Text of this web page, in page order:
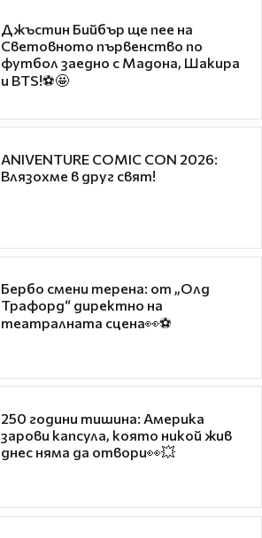
Джъстин Бийбър ще пее на
Световното първенство по
футбол заедно с Мадона, Шакира
и BTS!⚽🤩
ANIVENTURE COMIC CON 2026:
Влязохме в друг свят!
Бербо смени терена: от „Олд
Трафорд“ директно на
театралната сцена👀⚽
250 години тишина: Америка
зарови капсула, която никой жив
днес няма да отвори👀💥